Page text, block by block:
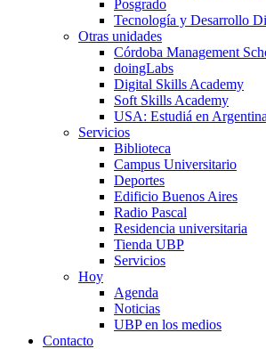
Posgrado
Tecnología y Desarrollo
Otras unidades
Córdoba Management
doingLabs
Digital Skills Academy
Soft Skills Academy
USA: Estudiá en Argentina
Servicios
Biblioteca
Campus Universitario
Deportes
Edificio Buenos Aires
Radio Pascal
Residencia universitaria
Tienda UBP
Servicios
Hoy
Agenda
Noticias
UBP en los medios
Contacto